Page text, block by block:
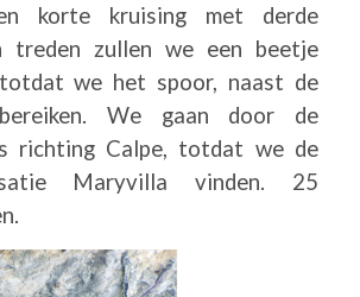
korte kruising met derde
treden zullen we een beetje
we het spoor, naast de
We gaan door de
richting Calpe, totdat we de
Maryvilla vinden. 25